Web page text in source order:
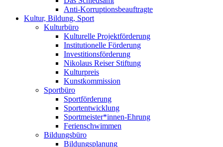
Anti-Korruptionsbeauftragte
Kultur, Bildung, Sport
Kulturbüro
Kulturelle Projektförderung
Institutionelle Förderung
Investitionsförderung
Nikolaus Reiser Stiftung
Kulturpreis
Kunstkommission
Sportbüro
Sportförderung
Sportentwicklung
Sportmeister*innen-Ehrung
Ferienschwimmen
Bildungsbüro
Bildungsplanung